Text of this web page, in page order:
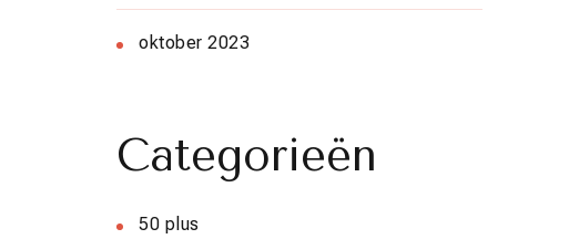
oktober 2023
Categorieën
50 plus